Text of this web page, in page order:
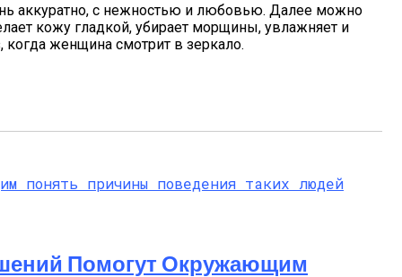
аккуратно, с нежностью и любовью. Далее можно
кожу гладкой, убирает морщины, увлажняет и
когда женщина смотрит в зеркало.
Помогут Окружающим